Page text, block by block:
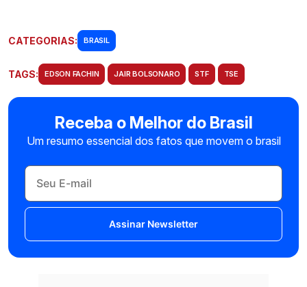
CATEGORIAS: BRASIL
TAGS: EDSON FACHIN JAIR BOLSONARO STF TSE
Receba o Melhor do Brasil
Um resumo essencial dos fatos que movem o brasil
Assinar Newsletter